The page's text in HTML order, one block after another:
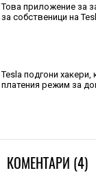
Това приложение за
за собственици на
Tesla подгони
платения режим за
КОМЕНТАРИ (4)